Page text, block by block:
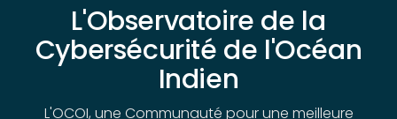
L'Observatoire de la
Cybersécurité de l'Océan
Indien
L'OCOI, une Communauté pour une meilleure